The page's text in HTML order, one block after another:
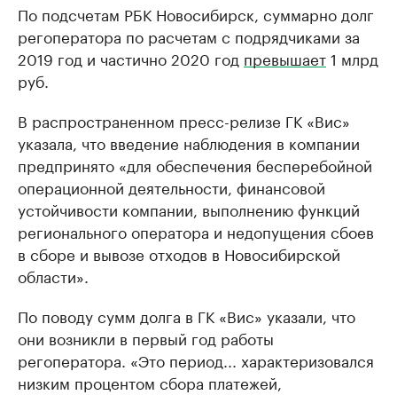
По подсчетам РБК Новосибирск, суммарно долг
регоператора по расчетам с подрядчиками за
2019 год и частично 2020 год превышает1 млрд
руб.
В распространенном пресс-релизе ГК «Вис»
указала, что введение наблюдения в компании
предпринято «для обеспечения бесперебойной
операционной деятельности, финансовой
устойчивости компании, выполнению функций
регионального оператора и недопущения сбоев
в сборе и вывозе отходов в Новосибирской
области».
По поводу сумм долга в ГК «Вис» указали, что
они возникли в первый год работы
регоператора. «Это период... характеризовался
низким процентом сбора платежей,